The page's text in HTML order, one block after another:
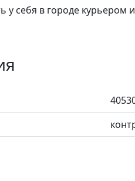
у себя в городе